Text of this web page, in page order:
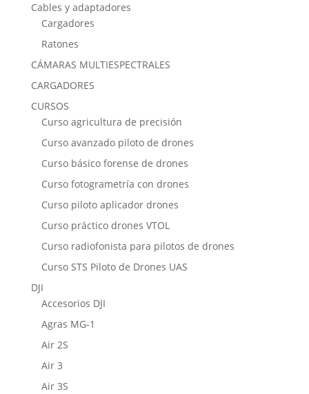
Cables y adaptadores
Cargadores
Ratones
CÁMARAS MULTIESPECTRALES
CARGADORES
CURSOS
Curso agricultura de precisión
Curso avanzado piloto de drones
Curso básico forense de drones
Curso fotogrametría con drones
Curso piloto aplicador drones
Curso práctico drones VTOL
Curso radiofonista para pilotos de drones
Curso STS Piloto de Drones UAS
DJI
Accesorios DJI
Agras MG-1
Air 2S
Air 3
Air 3S